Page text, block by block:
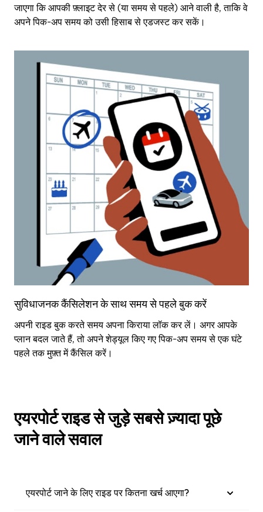
जाएगा कि आपकी फ़्लाइट देर से (या समय से पहले) आने वाली है, ताकि वे
अपने पिक-अप समय को उसी हिसाब से एडजस्ट कर सकें।
सुविधाजनक कैंसिलेशन के साथ समय से पहले बुक करें
अपनी राइड बुक करते समय अपना किराया लॉक कर लें। अगर आपके
प्लान बदल जाते हैं, तो अपने शेड्यूल किए गए पिक-अप समय से एक घंटे
पहले तक मुफ़्त में कैंसिल करें।
एयरपोर्ट राइड से जुड़े सबसे ज़्यादा पूछे
जाने वाले सवाल
एयरपोर्ट जाने के लिए राइड पर कितना खर्च आएगा?